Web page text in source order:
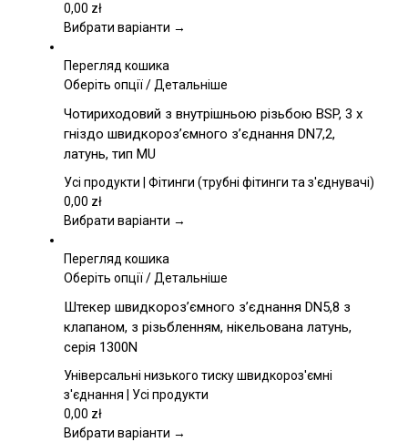
вибрати
сторінці
товару
0,00 zł
Вибрати варіанти →
Перегляд кошика
Оберіть опціїЦей
має
кілька
варіантів.
Параметри
вибрати
сторінці
товару
/Детальніше
Чотириходовий з внутрішньою різьбою BSP, 3 x
гніздо швидкороз’ємного з’єднання DN7,2,
латунь, тип MU
Усі продукти | Фітинги (трубні фітинги та з'єднувачі)
0,00 zł
Вибрати варіанти →
Перегляд кошика
Оберіть опціїЦей
має
кілька
Параметри
можна
на
/Детальніше
Штекер швидкороз’ємного з’єднання DN5,8 з
клапаном, з різьбленням, нікельована латунь,
серія 1300N
Універсальні низького тиску швидкороз'ємні
з'єднання | Усі продукти
0,00 zł
Вибрати варіанти →